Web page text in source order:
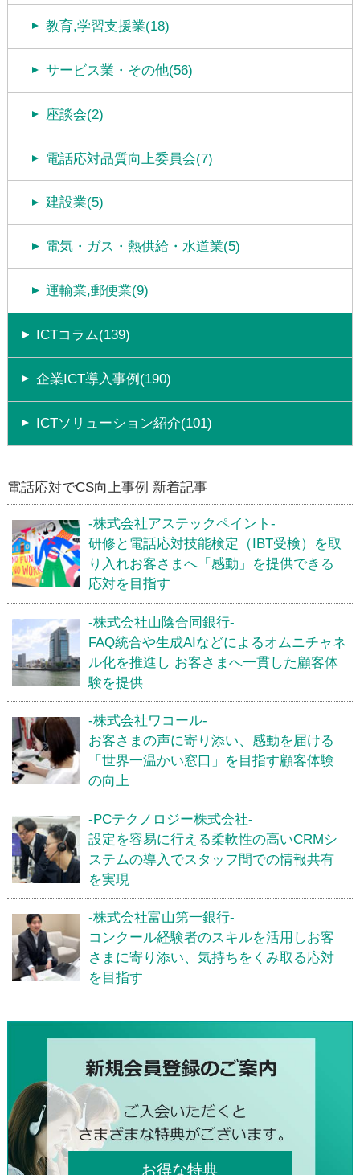
教育,学習支援業(18)
サービス業・その他(56)
座談会(2)
電話応対品質向上委員会(7)
建設業(5)
電気・ガス・熱供給・水道業(5)
運輸業,郵便業(9)
ICTコラム(139)
企業ICT導入事例(190)
ICTソリューション紹介(101)
電話応対でCS向上事例 新着記事
-株式会社アステックペイント-
研修と電話応対技能検定（IBT受検）を取
り入れお客さまへ「感動」を提供できる
応対を目指す
-株式会社山陰合同銀行-
FAQ統合や生成AIなどによるオムニチャネ
ル化を推進し お客さまへ一貫した顧客体
験を提供
-株式会社ワコール-
お客さまの声に寄り添い、感動を届ける
「世界一温かい窓口」を目指す顧客体験
の向上
-PCテクノロジー株式会社-
設定を容易に行える柔軟性の高いCRMシ
ステムの導入でスタッフ間での情報共有
を実現
-株式会社富山第一銀行-
コンクール経験者のスキルを活用しお客
さまに寄り添い、気持ちをくみ取る応対
を目指す
お得な特典